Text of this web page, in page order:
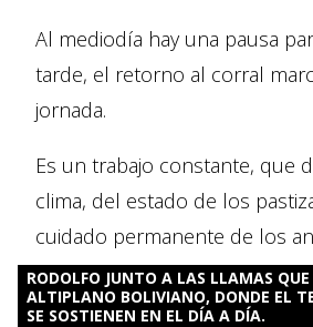
Al mediodía hay una pausa
tarde, el retorno al corral
jornada.
Es un trabajo constante, que
clima, del estado de los
cuidado permanente de los
RODOLFO JUNTO A LAS LLAMAS
ALTIPLANO BOLIVIANO, DONDE EL
SE SOSTIENEN EN EL DÍA A DÍA.